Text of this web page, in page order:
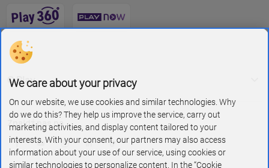
O Play
Znajdź nas na
We care about your privacy
On our website, we use cookies and similar technologies. Why
do we do this? They help us improve the service, carry out
marketing activities, and display content tailored to your
interests. With your consent, our partners may also access
information about your use of our service, using cookies or
similar technologies to personalize content. In the “Cookie